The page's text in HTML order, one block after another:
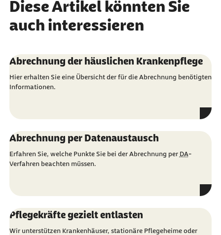
Diese Artikel könnten Sie
auch interessieren
Abrechnung der häuslichen Krankenpflege
Hier erhalten Sie eine Übersicht der für die Abrechnung benötigten
Informationen.
Abrechnung per Datenaustausch
Erfahren Sie, welche Punkte Sie bei der Abrechnung per DA-
Verfahren beachten müssen.
Pflegekräfte gezielt entlasten
Wir unterstützen Krankenhäuser, stationäre Pflegeheime oder